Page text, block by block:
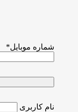
شماره موبایل*
نام کاربری